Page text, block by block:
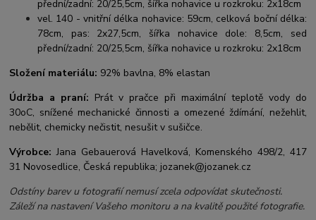
přední/zadní: 20/25,5cm, šířka nohavice u rozkroku: 2x18cm
vel. 140 - vnitřní délka nohavice: 59cm, celková boční délka:
78cm, pas: 2x27,5cm, šířka nohavice dole: 8,5cm, sed
přední/zadní: 20/25,5cm, šířka nohavice u rozkroku: 2x18cm
Složení materiálu: 92% bavlna, 8% elastan
Údržba a praní: Prát v pračce při maximální teplotě vody do
30oC, snížené mechanické činnosti a omezené ždímání, nežehlit,
nebělit, chemicky nečistit, nesušit v sušičce.
Výrobce: Jana Gebauerová Havelková, Komenského 498/2, 417
31 Novosedlice, Česká republika; jozanek@jozanek.cz
Odstíny barev u fotografií nemusí zcela odpovídat skutečnosti.
Záleží na nastavení Vašeho monitoru a na kvalitě použité fotografie.